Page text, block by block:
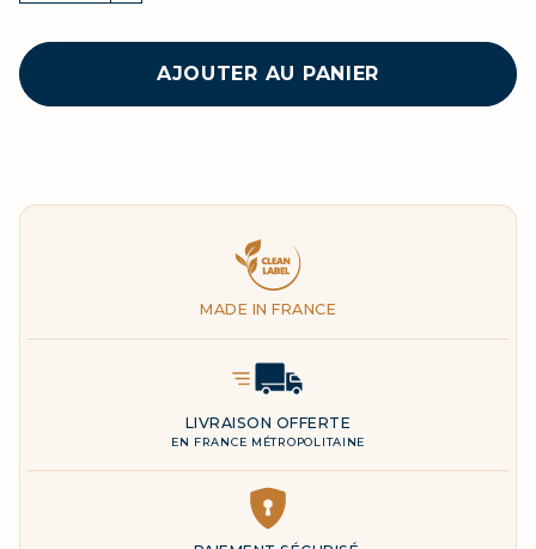
AJOUTER AU PANIER
MADE IN FRANCE
LIVRAISON OFFERTE
EN FRANCE MÉTROPOLITAINE